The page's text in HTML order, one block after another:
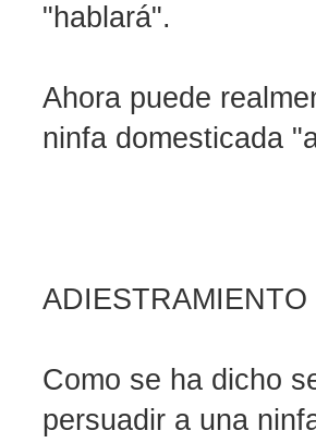
"hablará".
Ahora puede
ninfa domesticada
Como se ha dicho
persuadir a una